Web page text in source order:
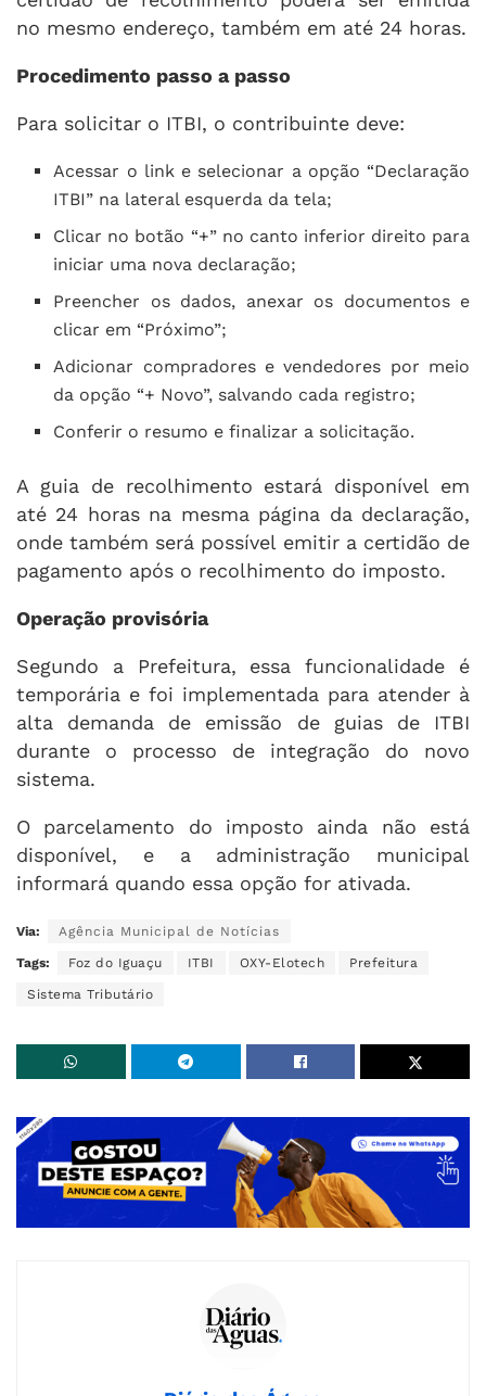
no mesmo endereço, também em até 24 horas.
Procedimento passo a passo
Para solicitar o ITBI, o contribuinte deve:
Acessar o link e selecionar a opção “Declaração
ITBI” na lateral esquerda da tela;
Clicar no botão “+” no canto inferior direito para
iniciar uma nova declaração;
Preencher os dados, anexar os documentos e
clicar em “Próximo”;
Adicionar compradores e vendedores por meio
da opção “+ Novo”, salvando cada registro;
Conferir o resumo e finalizar a solicitação.
A guia de recolhimento estará disponível em
até 24 horas na mesma página da declaração,
onde também será possível emitir a certidão de
pagamento após o recolhimento do imposto.
Operação provisória
Segundo a Prefeitura, essa funcionalidade é
temporária e foi implementada para atender à
alta demanda de emissão de guias de ITBI
durante o processo de integração do novo
sistema.
O parcelamento do imposto ainda não está
disponível, e a administração municipal
informará quando essa opção for ativada.
Via: Agência Municipal de Notícias
Tags: Foz do Iguaçu ITBI OXY-Elotech Prefeitura
Sistema Tributário